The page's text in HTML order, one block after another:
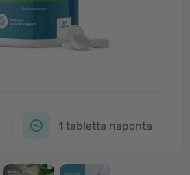
1 tabletta naponta